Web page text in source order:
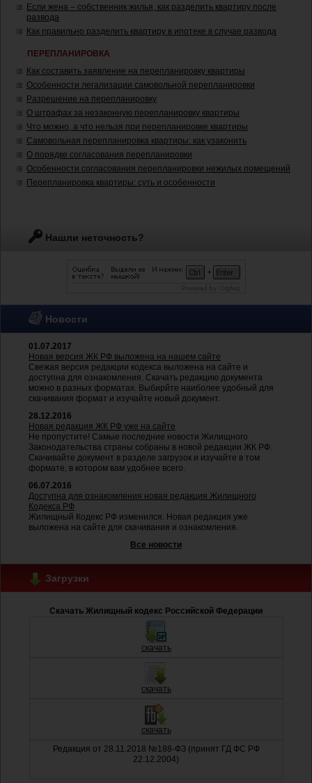
Если жена – собственник жилья, как разделить квартиру после
развода
Как правильно разделить квартиру в ипотеке в случае развода
ПЕРЕПЛАНИРОВКА
Как составить заявление на перепланировку квартиры
Особенности легализации самовольной перепланировки
Разрешение на перепланировку
О штрафах за незаконную перепланировку квартиры
Что можно, а что нельзя при перепланировке квартиры
Самовольная перепланировка квартиры: как узаконить
О порядке согласования перепланировки
Особенности согласования перепланировки нежилых помещений
Перепланировка квартиры: суть и особенности
Нашли неточность?
Новости
01.07.2017
Новая версия ЖК РФ выложена на нашем сайте
Свежая версия редакции кодекса выложена на сайте и
доступна для ознакомления. Скачать редакцию документа
можно в разных форматах. Выбирйте наиболее удобный для
скачивания формат и изучайте новый документ.
28.12.2016
Новая редакция ЖК РФ уже на сайте
Не пропустите! Самые последние новости Жилищного
Законодательства страны собраны в новой редакции ЖК РФ.
Скачивайте документ в разделе загрузок и изучайте в том
формате, в котором вам удобнее всего.
06.07.2016
Доступна для ознакомления новая редакция Жилищного
Кодекса РФ
Жилищный Кодекс РФ изменился. Новая редакция уже
выложена на сайте для скачивания и ознакомления.
Все новости
Загрузки
Скачать Жилищный кодекс Российской Федерации
скачать
скачать
скачать
Редакция от 28.11.2018 №188-ФЗ (принят ГД ФС РФ
22.12.2004)